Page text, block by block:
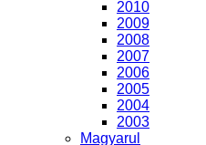
2010
2009
2008
2007
2006
2005
2004
2003
Magyarul